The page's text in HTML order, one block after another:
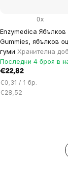
Enzymedica Ябълков
Gummies, ябълков
гуми Хранителна
0x
Последни 4 броя в
€22,82
Цена
за
€0,31 / 1 бр.
€28,52